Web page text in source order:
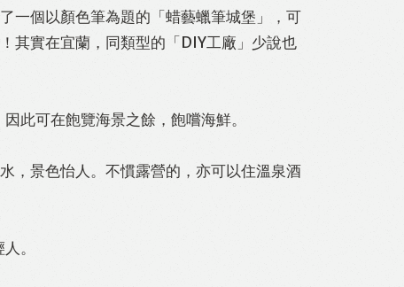
一個以顏色筆為題的「蜡藝蠟筆城堡」，可
其實在宜蘭，同類型的「DIY工廠」少說也
此可在飽覽海景之餘，飽嚐海鮮。
，景色怡人。不慣露營的，亦可以住溫泉酒
。